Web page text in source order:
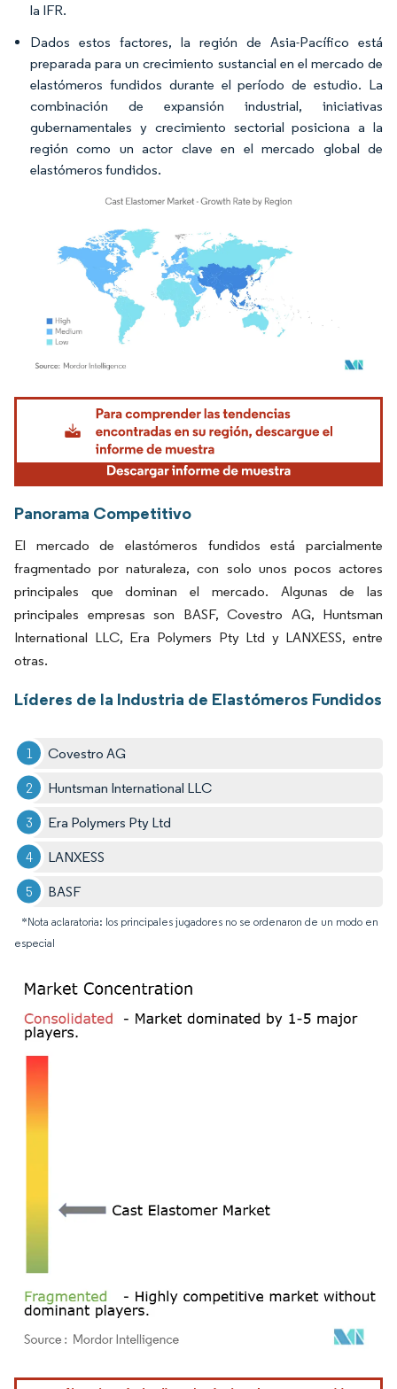
la IFR.
Dados estos factores, la región de Asia-Pacífico está
preparada para un crecimiento sustancial en el mercado de
elastómeros fundidos durante el período de estudio. La
combinación de expansión industrial, iniciativas
gubernamentales y crecimiento sectorial posiciona a la
región como un actor clave en el mercado global de
elastómeros fundidos.
Imagen © Mordor Intelligence. El uso requiere atribución según CC BY 4.0.
Panorama Competitivo
El mercado de elastómeros fundidos está parcialmente
fragmentado por naturaleza, con solo unos pocos actores
principales que dominan el mercado. Algunas de las
principales empresas son BASF, Covestro AG, Huntsman
International LLC, Era Polymers Pty Ltd y LANXESS, entre
otras.
Líderes de la Industria de Elastómeros Fundidos
Covestro AG
Huntsman International LLC
Era Polymers Pty Ltd
LANXESS
BASF
*Nota aclaratoria: los principales jugadores no se ordenaron de un modo en
especial
Imagen © Mordor Intelligence. El uso requiere atribución según CC BY 4.0.